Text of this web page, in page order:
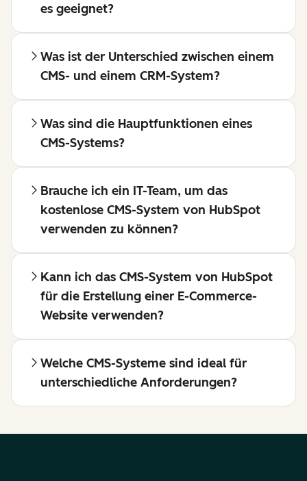
es geeignet?
Was ist der Unterschied zwischen einem
CMS- und einem CRM-System?
Was sind die Hauptfunktionen eines
CMS-Systems?
Brauche ich ein IT-Team, um das
kostenlose CMS-System von HubSpot
verwenden zu können?
Kann ich das CMS-System von HubSpot
für die Erstellung einer E-Commerce-
Website verwenden?
Welche CMS-Systeme sind ideal für
unterschiedliche Anforderungen?